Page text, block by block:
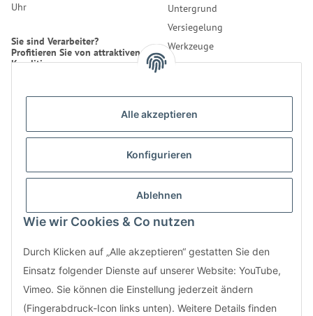
Alle akzeptieren
Konfigurieren
Ablehnen
Wie wir Cookies & Co nutzen
Durch Klicken auf „Alle akzeptieren“ gestatten Sie den
Einsatz folgender Dienste auf unserer Website: YouTube,
Vimeo. Sie können die Einstellung jederzeit ändern
(Fingerabdruck-Icon links unten). Weitere Details finden
Uhr
Sie sind Verarbeiter?
Profitieren Sie von attraktiven
Konditionen.
USt., zzgl.Versand
Untergrund
Versiegelung
Werkzeuge
Reinigung
LifeBoXX GmbH
60316 Frankfurt
Nutzen Sie auch unser
Kontaktformular
Bestellung
Informationen